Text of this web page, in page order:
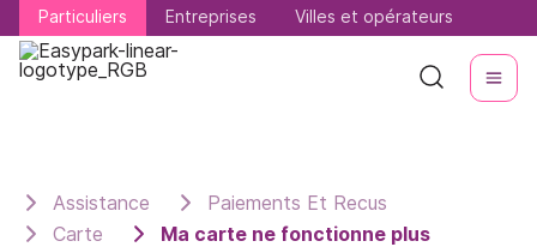
Particuliers Entreprises Villes et opérateurs
Particuliers Entreprises Villes et opérateurs
Assistance
Paiements Et Recus
Carte
Ma carte ne fonctionne plus